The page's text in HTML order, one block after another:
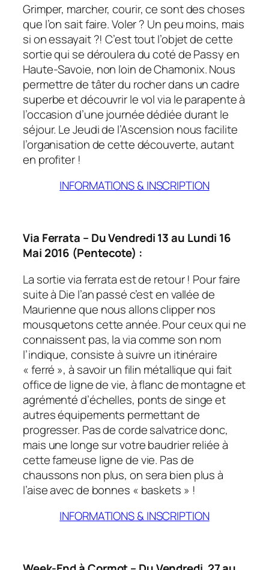
Grimper, marcher, courir, ce sont des choses
que l’on sait faire. Voler ? Un peu moins, mais
si on essayait ?! C’est tout l’objet de cette
sortie qui se déroulera du coté de Passy en
Haute-Savoie, non loin de Chamonix. Nous
permettre de tâter du rocher dans un cadre
superbe et découvrir le vol via le parapente à
l’occasion d’une journée dédiée durant le
séjour. Le Jeudi de l’Ascension nous facilite
l’organisation de cette découverte, autant
en profiter !
INFORMATIONS & INSCRIPTION
Via Ferrata – Du Vendredi 13 au Lundi 16
Mai 2016 (Pentecote) :
La sortie via ferrata est de retour ! Pour faire
suite à Die l’an passé c’est en vallée de
Maurienne que nous allons clipper nos
mousquetons cette année. Pour ceux qui ne
connaissent pas, la via comme son nom
l’indique, consiste à suivre un itinéraire
« ferré », à savoir un filin métallique qui fait
office de ligne de vie, à flanc de montagne et
agrémenté d’échelles, ponts de singe et
autres équipements permettant de
progresser. Pas de corde salvatrice donc,
mais une longe sur votre baudrier reliée à
cette fameuse ligne de vie. Pas de
chaussons non plus, on sera bien plus à
l’aise avec de bonnes « baskets » !
INFORMATIONS & INSCRIPTION